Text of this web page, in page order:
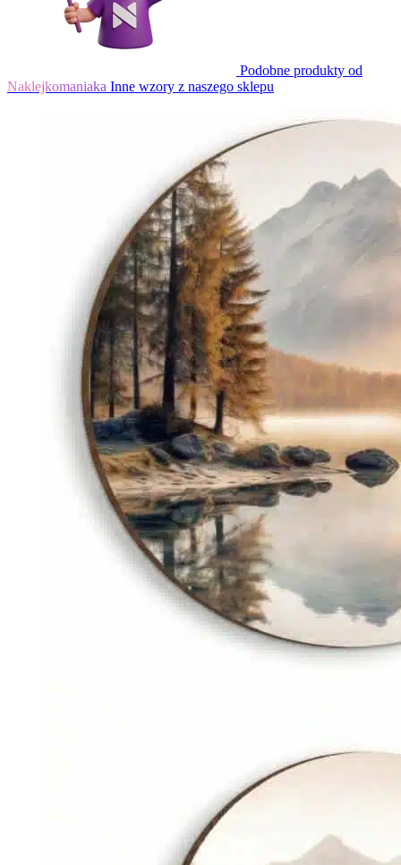
Podobne produkty od
Naklejkomaniaka Inne wzory z naszego sklepu